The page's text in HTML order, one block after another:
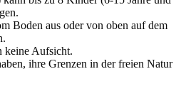
Boden aus oder von oben auf dem
keine Aufsicht.
ihre Grenzen in der freien Natur